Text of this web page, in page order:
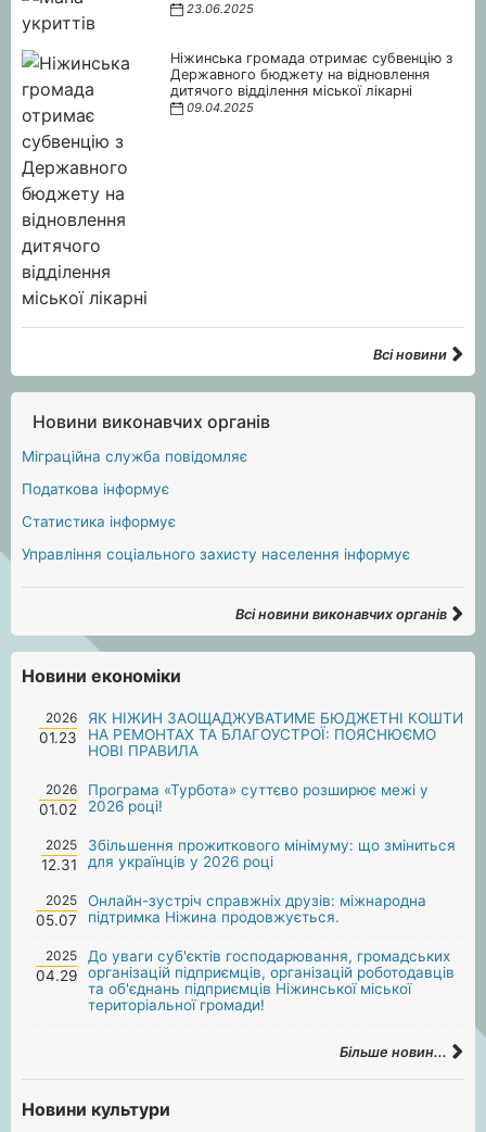
23.06.2025
Ніжинська громада отримає субвенцію з
Державного бюджету на відновлення
дитячого відділення міської лікарні
09.04.2025
Всі новини
Новини виконавчих органів
Міграційна служба повідомляє
Податкова інформує
Статистика інформує
Управління соціального захисту населення інформує
Всі новини виконавчих органів
Новини економіки
2026
01.23
ЯК НІЖИН ЗАОЩАДЖУВАТИМЕ БЮДЖЕТНІ КОШТИ
НА РЕМОНТАХ ТА БЛАГОУСТРОЇ: ПОЯСНЮЄМО
НОВІ ПРАВИЛА
2026
01.02
Програма «Турбота» суттєво розширює межі у
2026 році!
2025
12.31
Збільшення прожиткового мінімуму: що зміниться
для українців у 2026 році
2025
05.07
Онлайн-зустріч справжніх друзів: міжнародна
підтримка Ніжина продовжується.
2025
04.29
До уваги суб'єктів господарювання, громадських
організацій підприємців, організацій роботодавців
та об'єднань підприємців Ніжинської міської
територіальної громади!
Більше новин...
Новини культури